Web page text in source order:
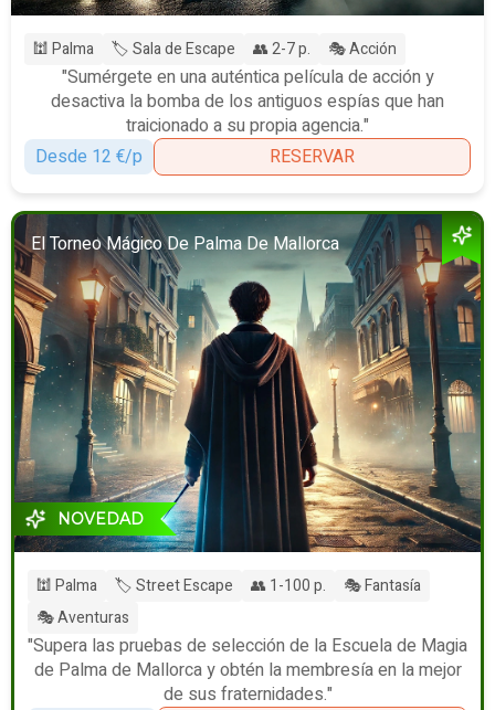
🕍 Palma 🏷️ Sala de Escape 👥 2-7 p. 🎭 Acción
"Sumérgete en una auténtica película de acción y
desactiva la bomba de los antiguos espías que han
traicionado a su propia agencia."
Desde 12 €/p
RESERVAR
El Torneo Mágico De Palma De Mallorca
NOVEDAD
🕍 Palma 🏷️ Street Escape 👥 1-100 p.
🎭 Fantasía
🎭 Aventuras
"Supera las pruebas de selección de la Escuela de Magia
de Palma de Mallorca y obtén la membresía en la mejor
de sus fraternidades."